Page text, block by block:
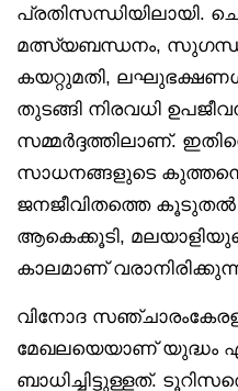
പ്രതിസന്ധിയിലായി.
മത്സ്യബന്ധനം,
കയറ്റുമതി,
തുടങ്ങി നിരവധി
സമ്മർദ്ദത്തിലാണ്.
സാധനങ്ങളുടെ
ജനജീവിതത്തെ കൂടുതൽ
ആകെക്കൂടി,
കാലമാണ്
വിനോദ
മേഖലയെയാണ് യുദ്ധം
ബാധിച്ചിട്ടുള്ളത്.